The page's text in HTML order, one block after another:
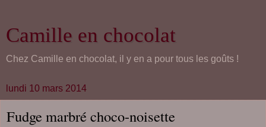
Camille en chocolat
Chez Camille en chocolat, il y en a pour tous les goûts !
lundi 10 mars 2014
Fudge marbré choco-noisette